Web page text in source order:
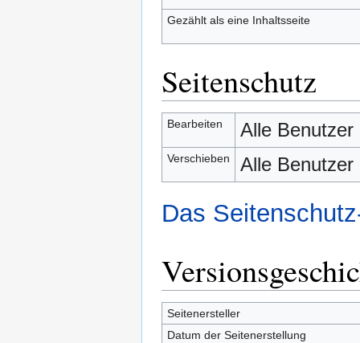
Gezählt als eine Inhaltsseite
Seitenschutz
Bearbeiten Alle Benutzer
Verschieben Alle Benutzer
Das
Seitenersteller
Datum der Seitenerstellung